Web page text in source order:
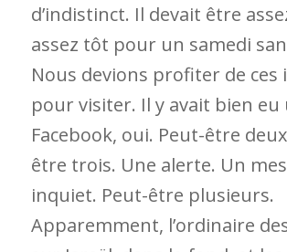
d’indistinct. Il devait être
assez tôt pour un samedi
Nous devions profiter de ces
pour visiter. Il y avait bien
Facebook, oui. Peut-être
être trois. Une alerte. Un
inquiet. Peut-être plusieurs.
Apparemment, l’ordinaire